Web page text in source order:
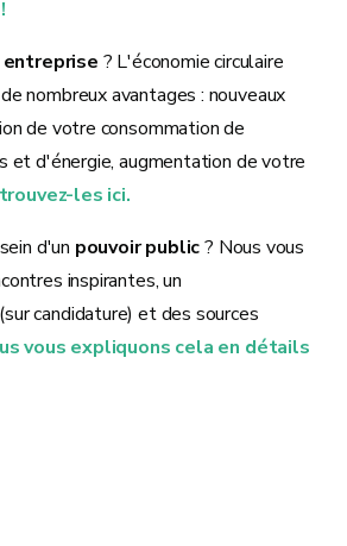
entreprise ? L'économie circulaire
nombreux avantages : nouveaux
de votre consommation de
et d'énergie, augmentation de votre
les ici.
d'un pouvoir public? Nous vous
inspirantes, un
candidature) et des sources
vous expliquons cela en détails